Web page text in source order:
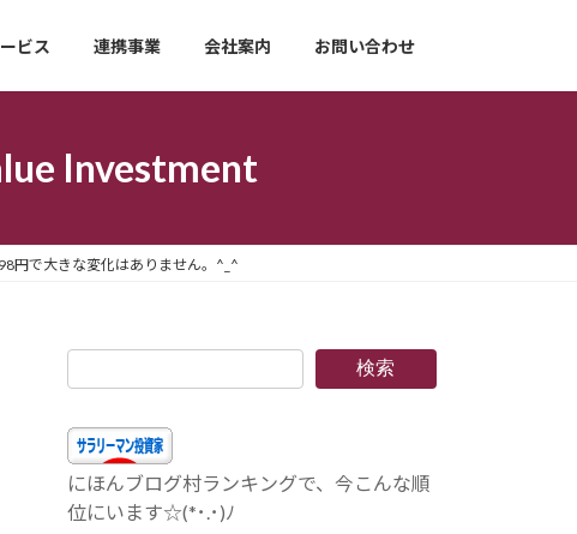
ビス 連携事業 会社案内 お問い合わせ
Investment
円で大きな変化はありません。^_^
検索
にほんブログ村ランキングで、今こんな順
位にいます☆(*･.･)ﾉ